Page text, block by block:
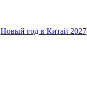
Новый год в Китай 2027